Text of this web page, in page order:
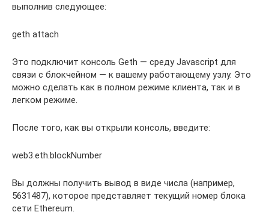
выполнив следующее:
geth attach
Это подключит консоль Geth — среду Javascript для
связи с блокчейном — к вашему работающему узлу. Это
можно сделать как в полном режиме клиента, так и в
легком режиме.
После того, как вы открыли консоль, введите:
web3.eth.blockNumber
Вы должны получить вывод в виде числа (например,
5631487), которое представляет текущий номер блока
сети Ethereum.